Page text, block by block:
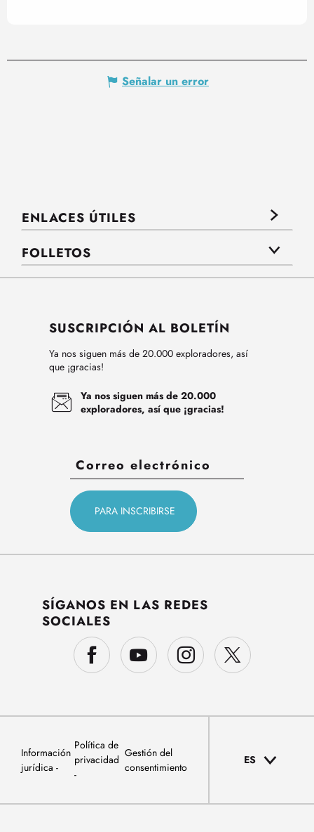
Señalar un error
ENLACES ÚTILES
FOLLETOS
SUSCRIPCIÓN AL BOLETÍN
Ya nos siguen más de 20.000 exploradores, así
que ¡gracias!
Ya nos siguen más de 20.000
exploradores, así que ¡gracias!
SÍGANOS EN LAS REDES
SOCIALES
Información
jurídica
Política de
privacidad
Gestión del
consentimiento
ES